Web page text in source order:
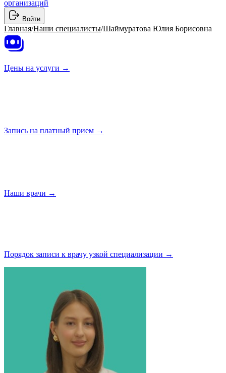
организаций
Войти
Главная/Наши специалисты/Шаймуратова Юлия Борисовна
Цены на услуги →
Запись на платный прием →
Наши врачи →
Порядок записи к врачу узкой специализации →